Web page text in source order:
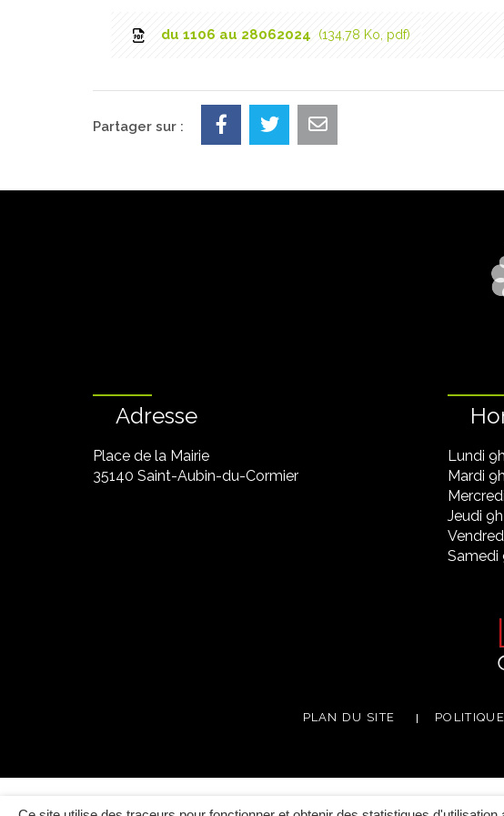
du 1106 au 28062024 134,78 Ko, pdf
Partager sur :
Adresse
Place de la Mairie
35140 Saint-Aubin-du-Cormier
Lundi
Mardi
Jeudi
Samedi
PLAN DU SITE